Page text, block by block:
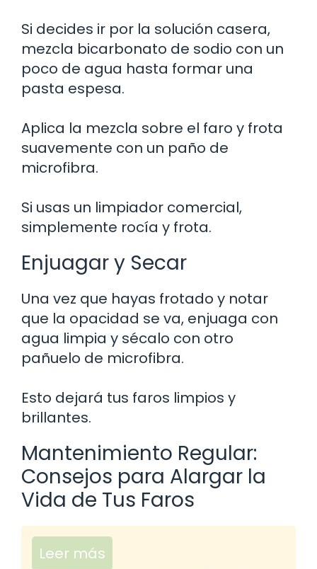
Si decides ir por la solución casera,
mezcla bicarbonato de sodio con un
poco de agua hasta formar una
pasta espesa.
Aplica la mezcla sobre el faro y frota
suavemente con un paño de
microfibra.
Si usas un limpiador comercial,
simplemente rocía y frota.
Enjuagar y Secar
Una vez que hayas frotado y notar
que la opacidad se va, enjuaga con
agua limpia y sécalo con otro
pañuelo de microfibra.
Esto dejará tus faros limpios y
brillantes.
Mantenimiento Regular:
Consejos para Alargar la
Vida de Tus Faros
Leer más